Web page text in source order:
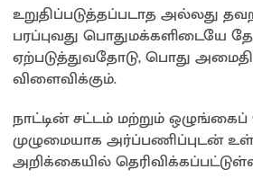
உறுதிப்படுத்தப்படாத அல்லது
பரப்புவது பொதுமக்களிடையே
ஏற்படுத்துவதோடு, பொது
விளைவிக்கும்.
நாட்டின் சட்டம் மற்றும்
முழுமையாக அர்ப்பணிப்புடன்
அறிக்கையில்